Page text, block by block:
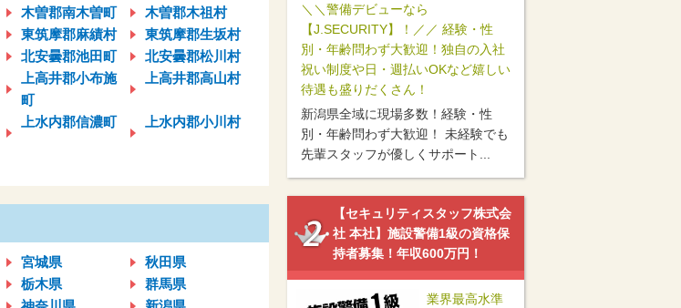
木曽郡南木曽町
木曽郡木祖村
東筑摩郡麻績村
東筑摩郡生坂村
北安曇郡池田町
北安曇郡松川村
上高井郡小布施
町
上高井郡高山村
上水内郡信濃町 上水内郡小川村
宮城県
秋田県
栃木県
群馬県
＼＼警備デビューなら
【J.SECURITY】！／／ 経験・性
別・年齢問わず大歓迎！独自の入社
祝い制度や日・週払いOKなど嬉しい
待遇も盛りだくさん！
新潟県全域に現場多数！経験・性
別・年齢問わず大歓迎！ 未経験でも
先輩スタッフが優しくサポート...
【セキュリティスタッフ株式会
社 本社】施設警備1級の資格保
持者募集！年収600万円！
業界最高水準